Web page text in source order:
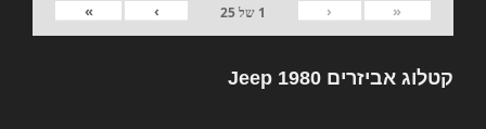
«
‹
1 של25
›
»
קטלוג אביזרים Jeep 1980